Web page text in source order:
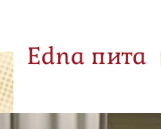
Edna пита